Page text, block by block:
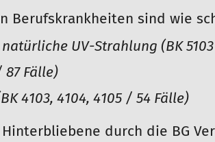
Berufskrankheiten sind wie
UV-Strahlung (BK
Fälle)
4103, 4104, 4105 / 54 Fälle)
durch die BG